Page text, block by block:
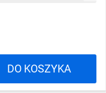
DO KOSZYKA